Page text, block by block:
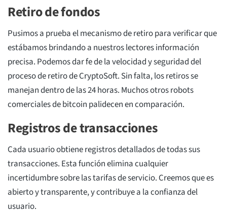
Retiro de fondos
Pusimos a prueba el mecanismo de retiro para verificar que
estábamos brindando a nuestros lectores información
precisa. Podemos dar fe de la velocidad y seguridad del
proceso de retiro de CryptoSoft. Sin falta, los retiros se
manejan dentro de las 24 horas. Muchos otros robots
comerciales de bitcoin palidecen en comparación.
Registros de transacciones
Cada usuario obtiene registros detallados de todas sus
transacciones. Esta función elimina cualquier
incertidumbre sobre las tarifas de servicio. Creemos que es
abierto y transparente, y contribuye a la confianza del
usuario.